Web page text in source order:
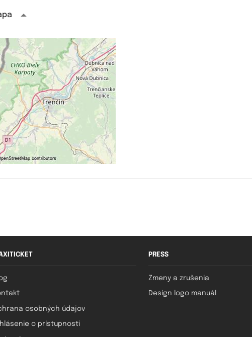
osobných údajov
o prístupnosti
PRESS
Zmeny a zrušenia
Design logo manuál